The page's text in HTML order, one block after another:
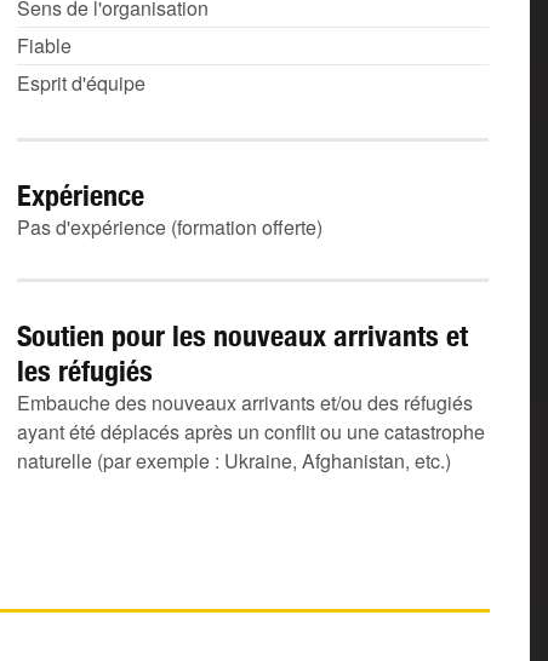
Sens de l'organisation
Fiable
Esprit d'équipe
Expérience
Pas d'expérience (formation offerte)
Soutien pour les nouveaux arrivants et
les réfugiés
Embauche des nouveaux arrivants et/ou des réfugiés
ayant été déplacés après un conflit ou une catastrophe
naturelle (par exemple : Ukraine, Afghanistan, etc.)